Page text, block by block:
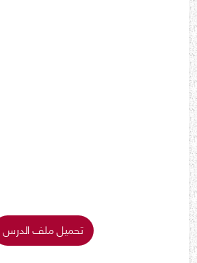
تحميل ملف الدرس